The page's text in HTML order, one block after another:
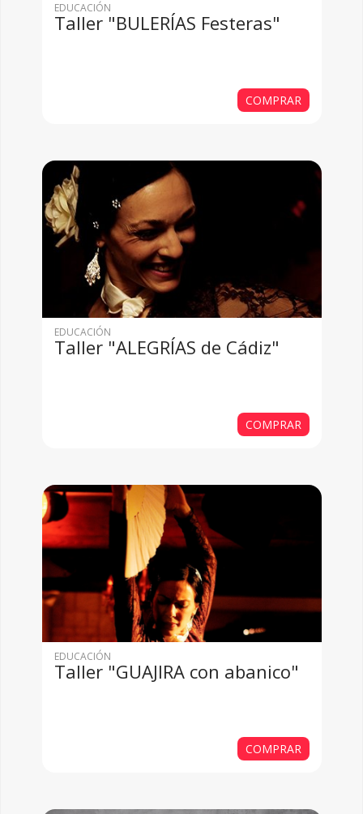
EDUCACIÓN
Taller "BULERÍAS Festeras"
COMPRAR
EDUCACIÓN
Taller "ALEGRÍAS de Cádiz"
COMPRAR
EDUCACIÓN
Taller "GUAJIRA con abanico"
COMPRAR